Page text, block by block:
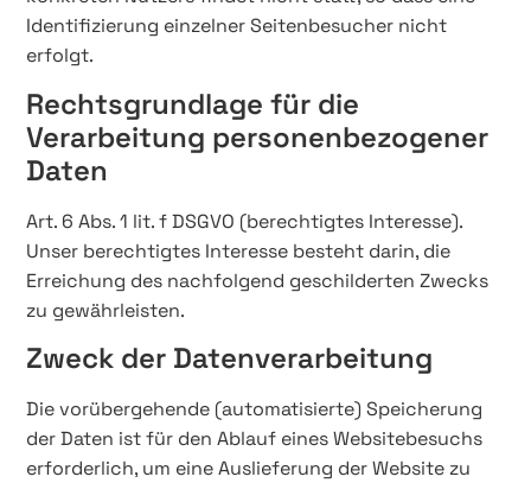
Identifizierung einzelner Seitenbesucher nicht
erfolgt.
Rechtsgrundlage für die
Verarbeitung personenbezogener
Daten
Art. 6 Abs. 1 lit. f DSGVO (berechtigtes Interesse).
Unser berechtigtes Interesse besteht darin, die
Erreichung des nachfolgend geschilderten Zwecks
zu gewährleisten.
Zweck der Datenverarbeitung
Die vorübergehende (automatisierte) Speicherung
der Daten ist für den Ablauf eines Websitebesuchs
erforderlich, um eine Auslieferung der Website zu